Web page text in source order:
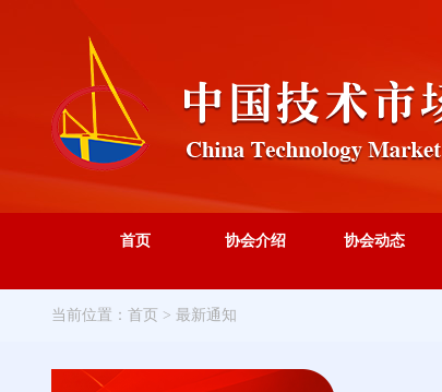
首页 协会介绍 协会动态
当前位置： 首页 > 最新通知